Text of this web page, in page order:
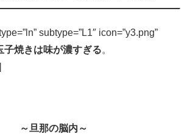
subtype=”L1″ icon=”y3.png”
子焼きは味が濃すぎる。
～旦那の脳内～